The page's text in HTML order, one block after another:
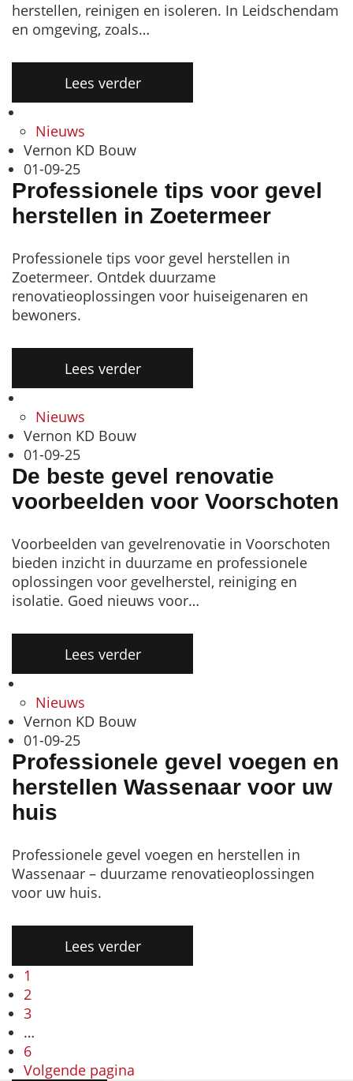
herstellen, reinigen en isoleren. In Leidschendam
en omgeving, zoals…
Lees verder
Nieuws
Vernon KD Bouw
01-09-25
Professionele tips voor gevel
herstellen in Zoetermeer
Professionele tips voor gevel herstellen in
Zoetermeer. Ontdek duurzame
renovatieoplossingen voor huiseigenaren en
bewoners.
Lees verder
Nieuws
Vernon KD Bouw
01-09-25
De beste gevel renovatie
voorbeelden voor Voorschoten
Voorbeelden van gevelrenovatie in Voorschoten
bieden inzicht in duurzame en professionele
oplossingen voor gevelherstel, reiniging en
isolatie. Goed nieuws voor…
Lees verder
Nieuws
Vernon KD Bouw
01-09-25
Professionele gevel voegen en
herstellen Wassenaar voor uw
huis
Professionele gevel voegen en herstellen in
Wassenaar – duurzame renovatieoplossingen
voor uw huis.
Lees verder
1
2
3
…
6
Volgende pagina